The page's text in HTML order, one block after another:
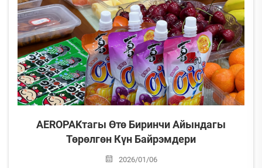
AEROPAKтагы Өтө Биринчи Айындагы
Төрөлгөн Күн Байрэмдери
2026/01/06